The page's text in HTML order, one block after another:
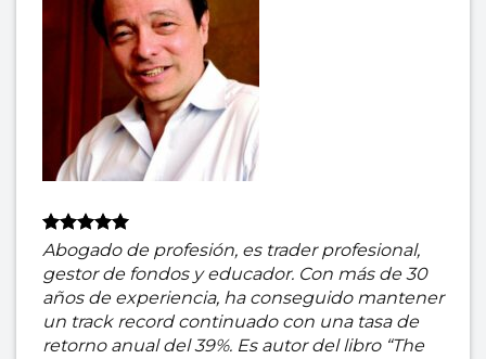
Abogado de profesión, es trader profesional,
gestor de fondos y educador. Con más de 30
años de experiencia, ha conseguido mantener
un track record continuado con una tasa de
retorno anual del 39%. Es autor del libro “The